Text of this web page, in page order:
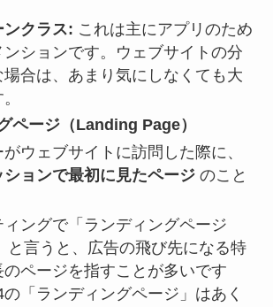
ンクラス: これは主にアプリのため
ションです。ウェブサイトの分
合は、あまり気にしなくても大
ページ（Landing Page）
ウェブサイトに訪問した際に、
ションで最初に見たページのこと
ィングで「ランディングページ
と言うと、広告の飛び先になる特
のページを指すことが多いです
「ランディングページ」はあく